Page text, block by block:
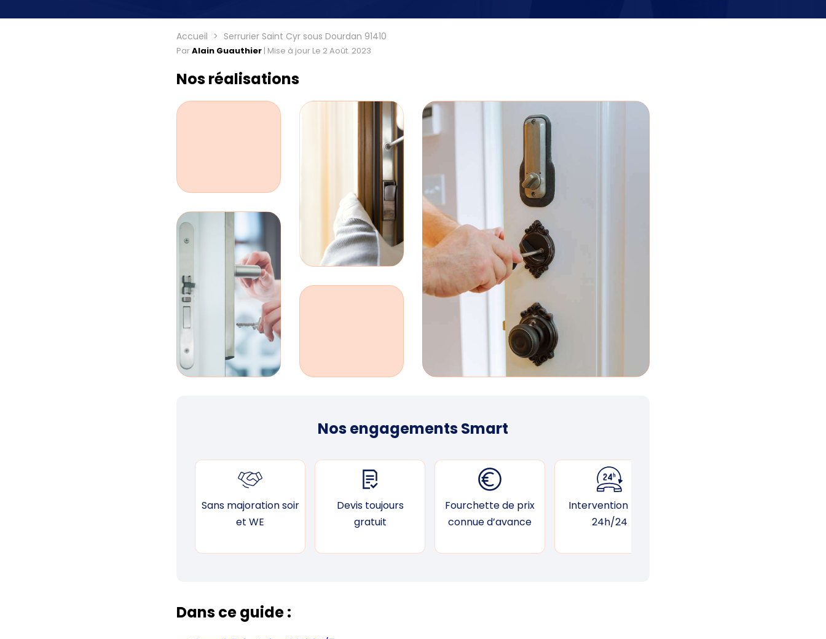
Accueil Serrurier Saint Cyr sous Dourdan 91410
ParAlain Guauthier | Mise à jour Le 2 Août. 2023
Nos réalisations
Nos engagements Smart
Sans majoration soir
et WE
Devis toujours
gratuit
Fourchette de prix
connue d’avance
Intervention 7j/7,
24h/24
Dans ce guide :